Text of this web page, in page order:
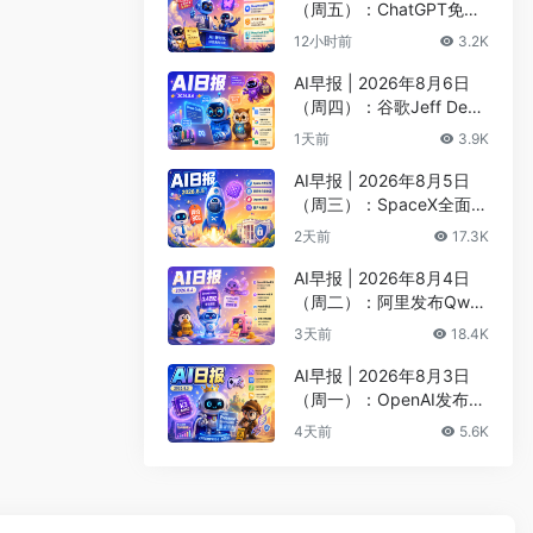
（周五）：ChatGPT免费
版升级GPT-5.6 Luna无限
萨比斯卸任CEO
12小时前 3.2K
AI早报 | 2026年8月6日
（周四）：谷歌Jeff Dean
创办AI科学公司、Meta发
1天前 3.9K
AI早报 | 2026年8月5日
（周三）：SpaceX全面押
注英伟达布局太空AI、四
2天前 17.3K
AI早报 | 2026年8月4日
（周二）：阿里发布Qwen
3.8-Max旗舰模型、MiniM
3天前 18.4K
AI早报 | 2026年8月3日
（周一）：OpenAI发布Pr
esence、DNA证据被曝可
4天前 5.6K